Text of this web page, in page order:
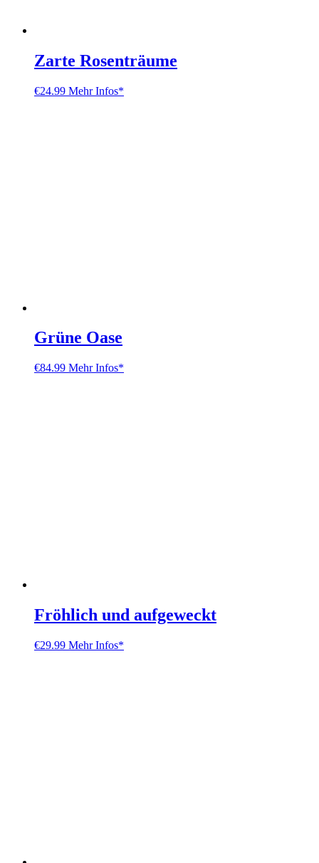
Zarte Rosenträume
€24.99 Mehr Infos*
Grüne Oase
€84.99 Mehr Infos*
Fröhlich und aufgeweckt
€29.99 Mehr Infos*